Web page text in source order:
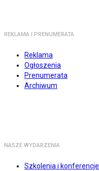
REKLAMA I PRENUMERATA
Reklama
Ogłoszenia
Prenumerata
Archiwum
NASZE WYDARZENIA
Szkolenia i konferencje